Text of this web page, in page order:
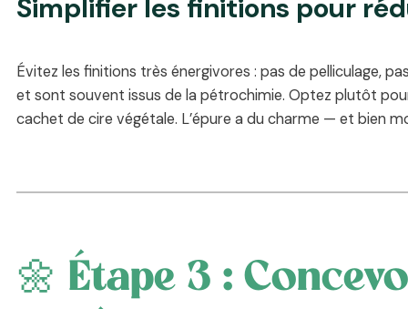
Simplifier les finitions pour
Évitez les finitions très énergivores : pas de pelliculage,
et sont souvent issus de la pétrochimie. Optez plutôt
cachet de cire végétale. L’épure a du charme — et bien
🌼 Étape 3 :